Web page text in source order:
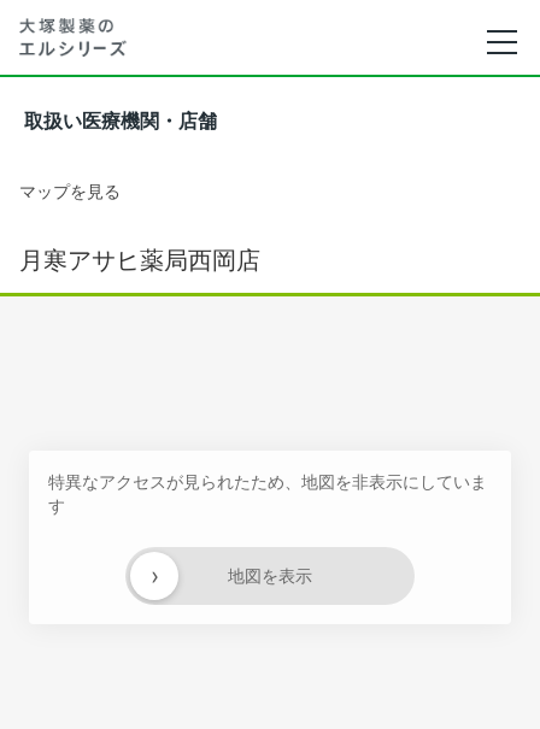
取扱い医療機関・店舗
マップを見る
月寒アサヒ薬局西岡店
特異なアクセスが見られたため、地図を非表示にしていま
す
地図を表示
›